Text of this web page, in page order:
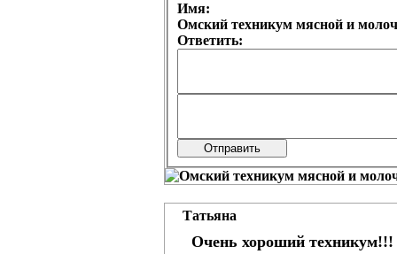
Имя:
Омский техникум мясной и
Ответить:
Татьяна
Очень хороший